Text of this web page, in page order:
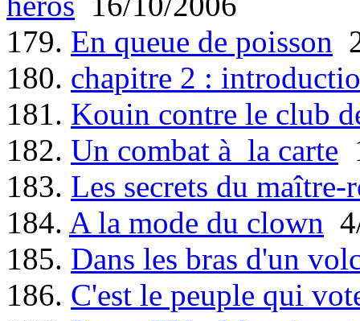
179. En queue de poisson
180. chapitre 2 :
181. Kouin contre le club
182. Un combat à la carte
183. Les secrets du maître-
184. A la mode du clown
185. Dans les bras d'un
186. C'est le peuple qui